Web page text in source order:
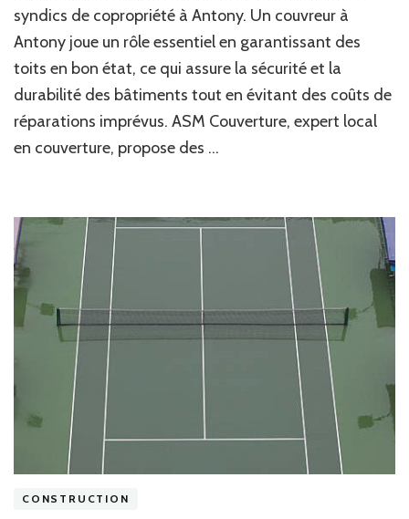
ASM
Couverture
offre-
t-
il
aux
syndics
de
des
toitures
Antony ?
syndics de copropriété à Antony. Un couvreur à
Antony joue un rôle essentiel en garantissant des
toits en bon état, ce qui assure la sécurité et la
durabilité des bâtiments tout en évitant des coûts de
réparations imprévus. ASM Couverture, expert local
en couverture, propose des …
CONSTRUCTION